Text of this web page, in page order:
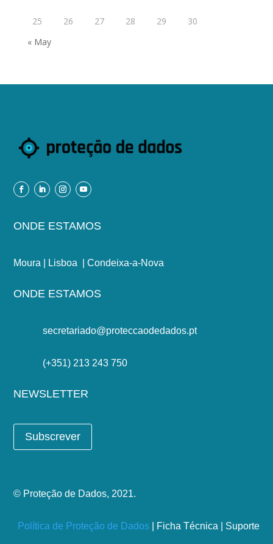
25 26 27 28 29
30
« May
ONDE ESTAMOS
Moura | Lisboa | Condeixa-a-Nova
ONDE ESTAMOS
secretariado@proteccaodedados.pt
(+351) 213 243 750
NEWSLETTER
Subscrever
© Proteção de Dados, 2021.
Política de Proteção de Dados| Ficha Técnica | Suporte